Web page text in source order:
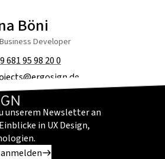
Böni
Developer
681 95 98 20 0
unserem Newsletter an
in UX Design,